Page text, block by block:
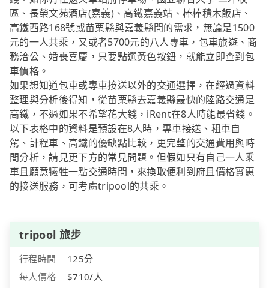
區、長榮文苑酒店(嘉義)、高鐵嘉義站、棒棒積木飯店、
高鐵西路168號或苗栗縣與嘉義縣間的需求，無論是1500
元的一人共乘，又或者5700元的八人專車，包車旅遊、商
務洽公、婚喪喜慶，只要點選黃色按鈕，就能立即查到包
車價格。
如果想知道包車或專車接送以外的交通選擇，在經過資料
整理與分析後得知，從苗栗縣去嘉義縣最快的陸路交通是
高鐵，不過如果不希望花大錢，iRent在8人時能最省錢。
以下表格中的資料是預設在8人時，專車接送、租車自
駕、計程車、高鐵的優缺點比較，更完整的交通費用與時
間分析，請見更下方的常見問題。但假如只有自己一人乘
車且願意犧牲一點交通時間，來換取便利到府且價格實惠
的接送服務，可考慮tripool的共乘。
tripool 旅步
行程時間
125分
每人價格
$710/人